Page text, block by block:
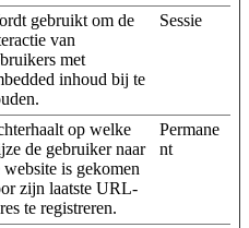
gebruikt om de
van
met
inhoud bij te
Sessie
op welke
de gebruiker naar
website is gekomen
zijn laatste URL-
te registreren.
Permane
nt